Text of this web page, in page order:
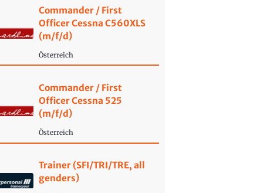
Commander / First
Officer Cessna C560XLS
(m/f/d)
Österreich
Commander / First
Officer Cessna 525
(m/f/d)
Österreich
Trainer (SFI/TRI/TRE, all
genders)